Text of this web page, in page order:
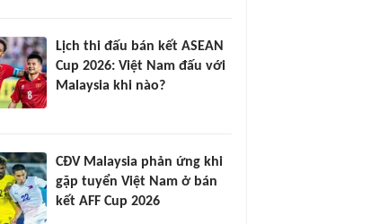
Lịch thi đấu bán kết ASEAN
Cup 2026: Việt Nam đấu với
Malaysia khi nào?
CĐV Malaysia phản ứng khi
gặp tuyển Việt Nam ở bán
kết AFF Cup 2026